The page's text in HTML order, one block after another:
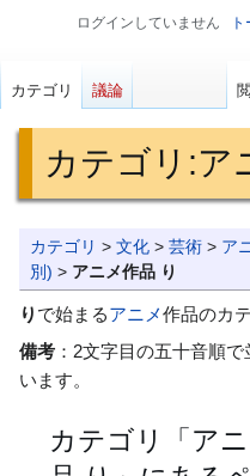
カテゴリ :ア
ナ
ビ
ー
シ
ョ
検
索
移
動
カテゴリ >文化 >芸術 > ア
別) > アニメ作品 り
り で始まるアニメ作品のカ
備考 ：2文字目の五十音順で
います。
カテゴリ「ア
ログインしていません
カテゴリ 議論